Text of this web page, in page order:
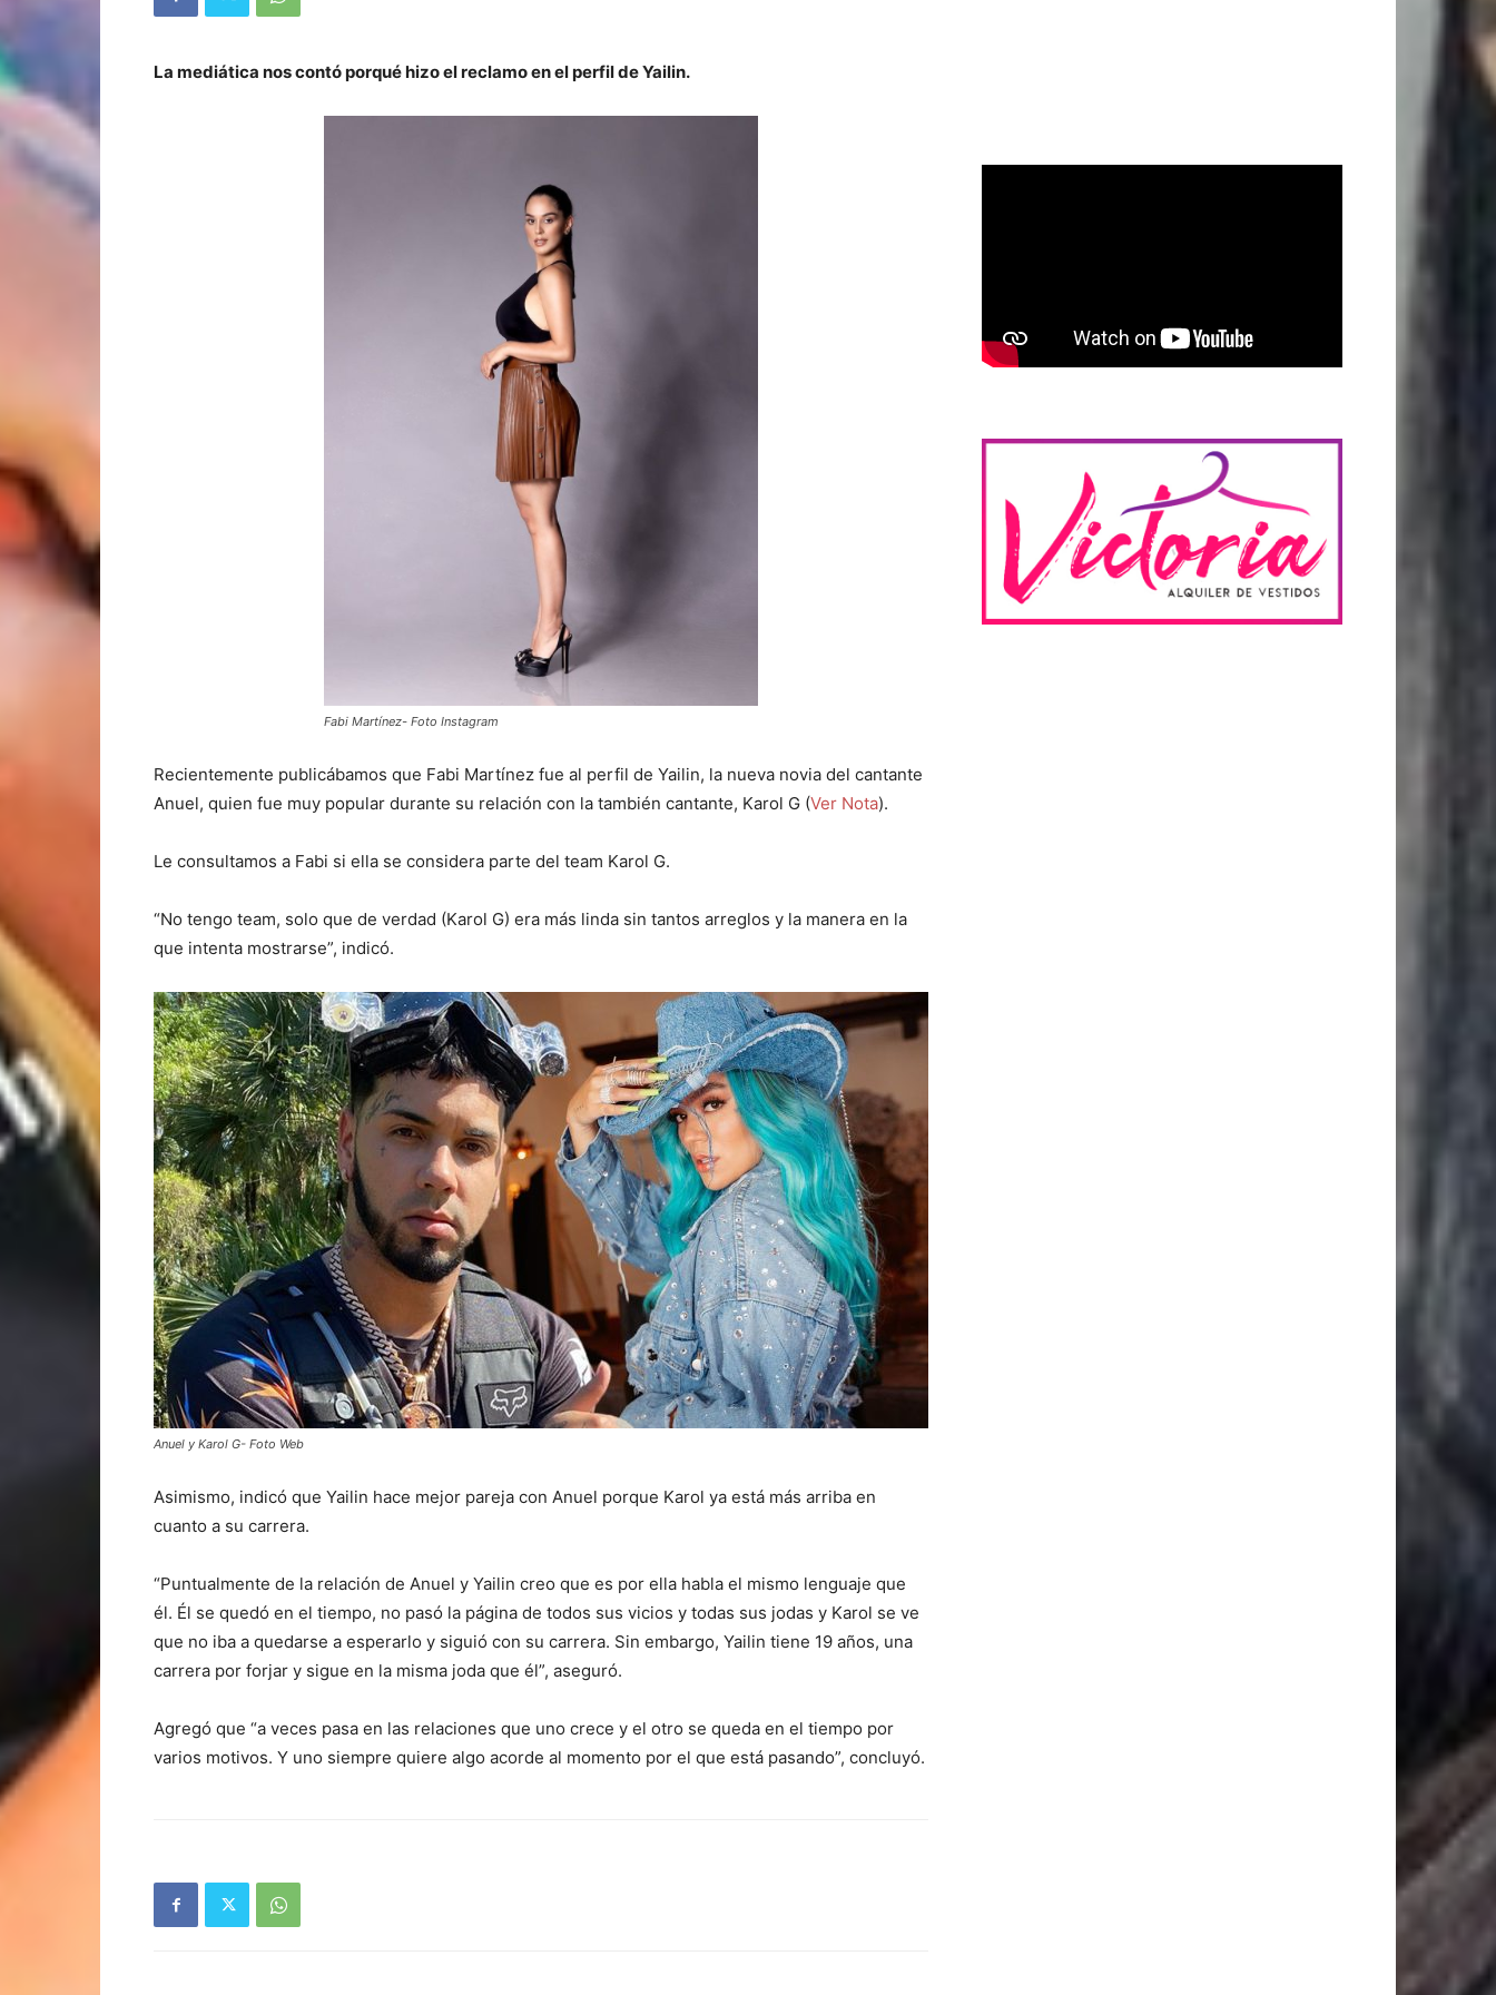
La mediática nos contó porqué hizo el reclamo en el perfil de Yailin.
Fabi Martínez- Foto Instagram
Recientemente publicábamos que Fabi Martínez fue al perfil de Yailin, la nueva novia del cantante
Anuel, quien fue muy popular durante su relación con la también cantante, Karol G (Ver Nota).
Le consultamos a Fabi si ella se considera parte del team Karol G.
“No tengo team, solo que de verdad (Karol G) era más linda sin tantos arreglos y la manera en la
que intenta mostrarse”, indicó.
Anuel y Karol G- Foto Web
Asimismo, indicó que Yailin hace mejor pareja con Anuel porque Karol ya está más arriba en
cuanto a su carrera.
“Puntualmente de la relación de Anuel y Yailin creo que es por ella habla el mismo lenguaje que
él. Él se quedó en el tiempo, no pasó la página de todos sus vicios y todas sus jodas y Karol se ve
que no iba a quedarse a esperarlo y siguió con su carrera. Sin embargo, Yailin tiene 19 años, una
carrera por forjar y sigue en la misma joda que él”, aseguró.
Agregó que “a veces pasa en las relaciones que uno crece y el otro se queda en el tiempo por
varios motivos. Y uno siempre quiere algo acorde al momento por el que está pasando”, concluyó.